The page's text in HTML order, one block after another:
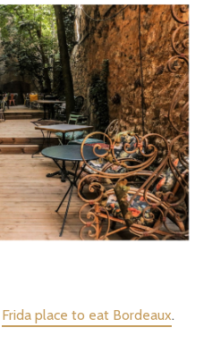
Frida place to eat Bordeaux.